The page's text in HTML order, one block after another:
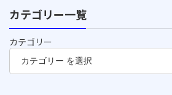
カテゴリー一覧
カテゴリー